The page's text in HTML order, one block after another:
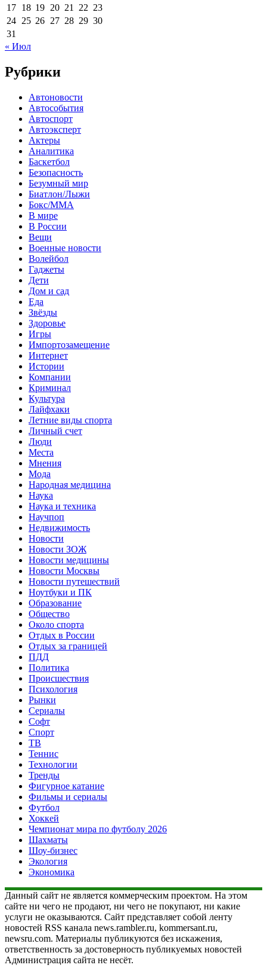
17 18 19 20 21 22 23
24 25 26 27 28 29 30
31
« Июл
Рубрики
Автоновости
Автособытия
Автоспорт
Автоэксперт
Актеры
Аналитика
Баскетбол
Безопасность
Безумный мир
Биатлон/Лыжи
Бокс/MMA
В мире
В России
Вещи
Военные новости
Волейбол
Гаджеты
Дети
Дом и сад
Еда
Звёзды
Здоровье
Игры
Импортозамещение
Интернет
Истории
Компании
Криминал
Культура
Лайфхаки
Летние виды спорта
Личный счет
Люди
Места
Мнения
Мода
Народная медицина
Наука
Наука и техника
Научпоп
Недвижимость
Новости
Новости ЗОЖ
Новости медицины
Новости Москвы
Новости путешествий
Ноутбуки и ПК
Образование
Общество
Около спорта
Отдых в России
Отдых за границей
ПДД
Политика
Происшествия
Психология
Рынки
Сериалы
Софт
Спорт
ТВ
Теннис
Технологии
Тренды
Фигурное катание
Фильмы и сериалы
Футбол
Хоккей
Чемпионат мира по футболу 2026
Шахматы
Шоу-бизнес
Экология
Экономика
Данный сайт не является коммерческим проектом. На этом
сайте ни чего не продают, ни чего не покупают, ни какие
услуги не оказываются. Сайт представляет собой ленту
новостей RSS канала news.rambler.ru, kommersant.ru,
newsru.com. Материалы публикуются без искажения,
ответственность за достоверность публикуемых новостей
Администрация сайта не несёт.